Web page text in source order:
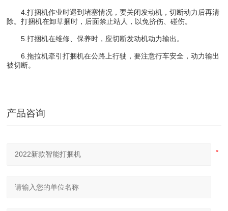
4.打捆机作业时遇到堵塞情况，要关闭发动机，切断动力后再清
除。打捆机在卸草捆时，后面禁止站人，以免挤伤、碰伤。
5.打捆机在维修、保养时，应切断发动机动力输出。
6.拖拉机牵引打捆机在公路上行驶，要注意行车安全，动力输出
被切断。
产品咨询